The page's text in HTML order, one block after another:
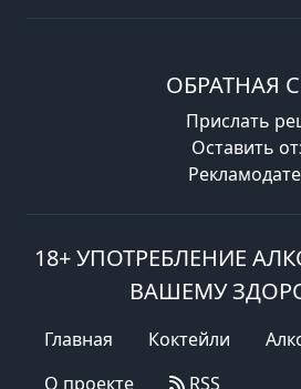
ОБРАТНАЯ
Прислать
Оставить
18+ УПОТРЕБЛЕНИЕ
ВАШЕМУ
Главная Коктейли
О проекте
RSS